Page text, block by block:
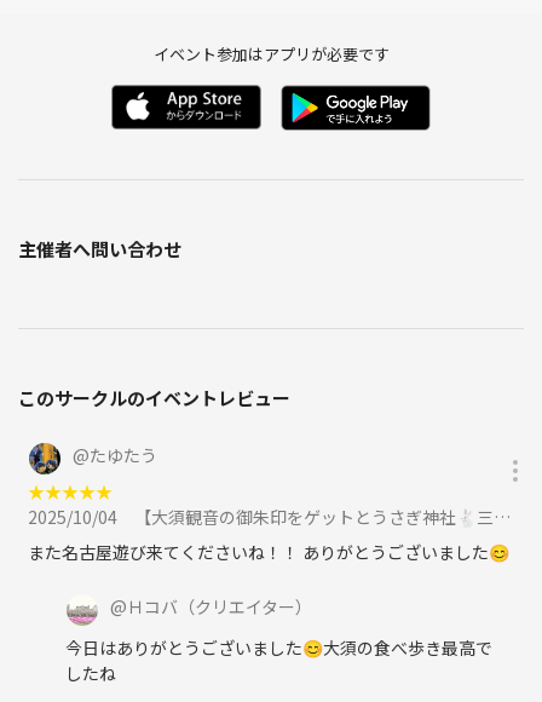
イベント参加はアプリが必要です
主催者へ問い合わせ
このサークルのイベントレビュー
@たゆたう
★★★★★
2025/10/04
【大須観音の御朱印をゲットとうさぎ神社🐇三ノ輪神社と大須商店街食べ歩き🍡に参加
また名古屋遊び来てくださいね！！ ありがとうございました😊
@ Ｈコバ （クリエイター）
今日はありがとうございました😊大須の食べ歩き最高で
したね